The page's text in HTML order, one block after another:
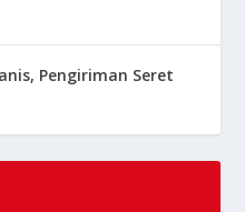
Pengiriman Seret